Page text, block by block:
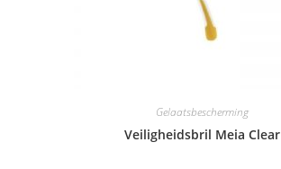
Gelaatsbescherming
Veiligheidsbril Meia Clear